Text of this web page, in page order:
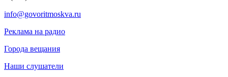
info@govoritmoskva.ru
Реклама на радио
Города вещания
Наши слушатели